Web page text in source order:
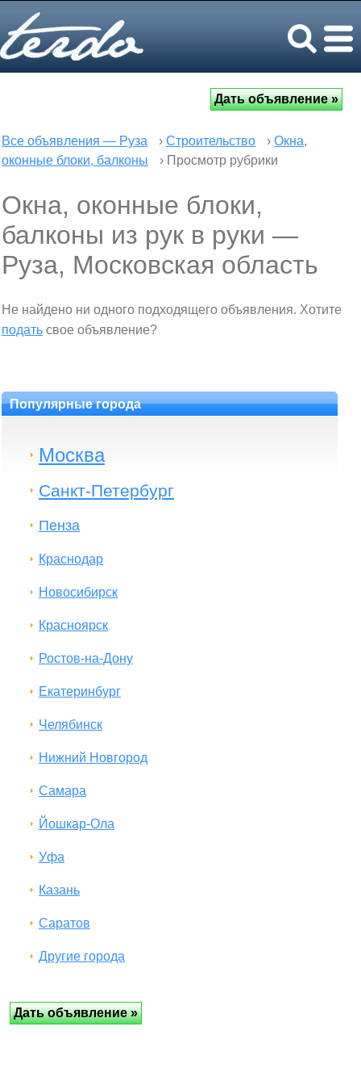
Все объявления — Руза › Строительство › Окна,
оконные блоки, балконы
› Просмотр рубрики
Окна, оконные блоки,
балконы из рук в руки —
Руза, Московская область
Не найдено ни одного подходящего объявления. Хотите
подать свое объявление?
Популярные города
Москва
Санкт-Петербург
Пенза
Краснодар
Новосибирск
Красноярск
Ростов-на-Дону
Екатеринбург
Челябинск
Нижний Новгород
Самара
Йошкар-Ола
Уфа
Казань
Саратов
Другие города